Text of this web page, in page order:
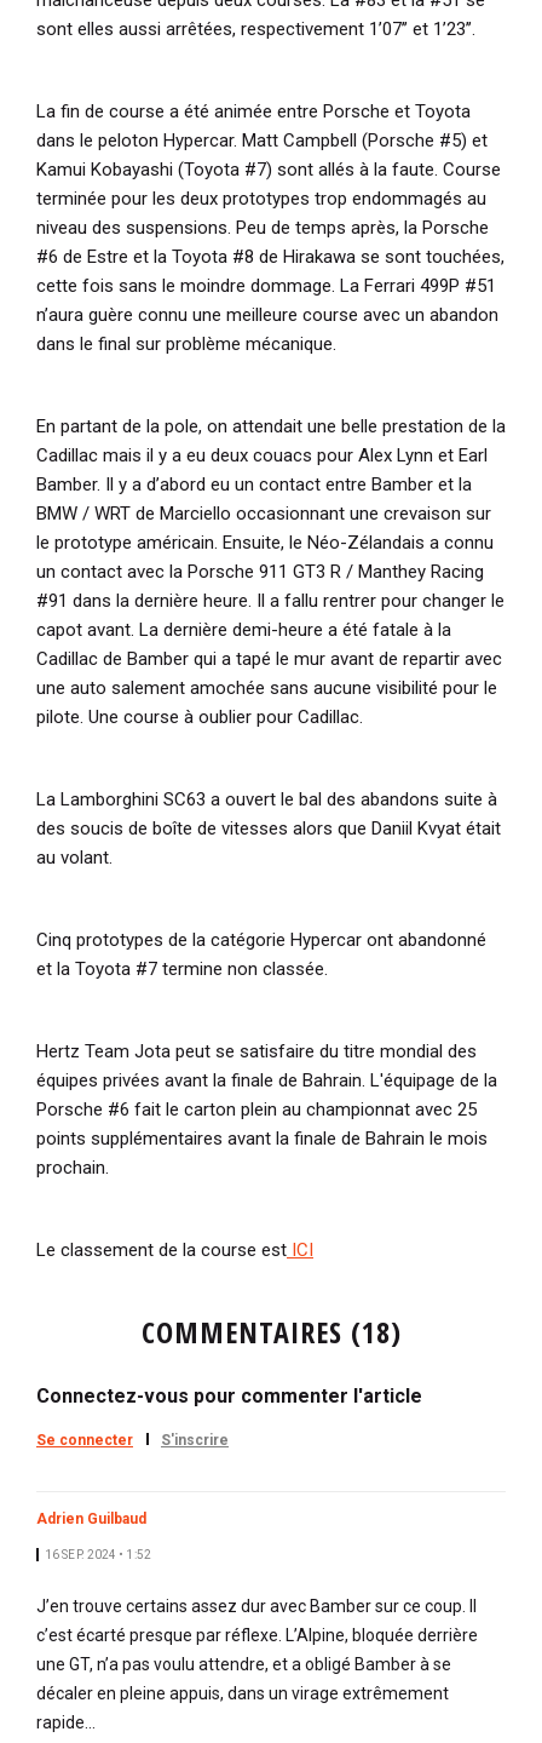
sont elles aussi arrêtées, respectivement 1’07’’ et 1’23’’.
La fin de course a été animée entre Porsche et Toyota
dans le peloton Hypercar. Matt Campbell (Porsche #5) et
Kamui Kobayashi (Toyota #7) sont allés à la faute. Course
terminée pour les deux prototypes trop endommagés au
niveau des suspensions. Peu de temps après, la Porsche
#6 de Estre et la Toyota #8 de Hirakawa se sont touchées,
cette fois sans le moindre dommage. La Ferrari 499P #51
n’aura guère connu une meilleure course avec un abandon
dans le final sur problème mécanique.
En partant de la pole, on attendait une belle prestation de la
Cadillac mais il y a eu deux couacs pour Alex Lynn et Earl
Bamber. Il y a d’abord eu un contact entre Bamber et la
BMW / WRT de Marciello occasionnant une crevaison sur
le prototype américain. Ensuite, le Néo-Zélandais a connu
un contact avec la Porsche 911 GT3 R / Manthey Racing
#91 dans la dernière heure. Il a fallu rentrer pour changer le
capot avant. La dernière demi-heure a été fatale à la
Cadillac de Bamber qui a tapé le mur avant de repartir avec
une auto salement amochée sans aucune visibilité pour le
pilote. Une course à oublier pour Cadillac.
La Lamborghini SC63 a ouvert le bal des abandons suite à
des soucis de boîte de vitesses alors que Daniil Kvyat était
au volant.
Cinq prototypes de la catégorie Hypercar ont abandonné
et la Toyota #7 termine non classée.
Hertz Team Jota peut se satisfaire du titre mondial des
équipes privées avant la finale de Bahrain. L'équipage de la
Porsche #6 fait le carton plein au championnat avec 25
points supplémentaires avant la finale de Bahrain le mois
prochain.
Le classement de la course est ICI
COMMENTAIRES (18)
Connectez-vous pour commenter l'article
Se connecter S'inscrire
Adrien Guilbaud
16 SEP. 2024 • 1:52
J’en trouve certains assez dur avec Bamber sur ce coup. Il
c’est écarté presque par réflexe. L’Alpine, bloquée derrière
une GT, n’a pas voulu attendre, et a obligé Bamber à se
décaler en pleine appuis, dans un virage extrêmement
rapide…